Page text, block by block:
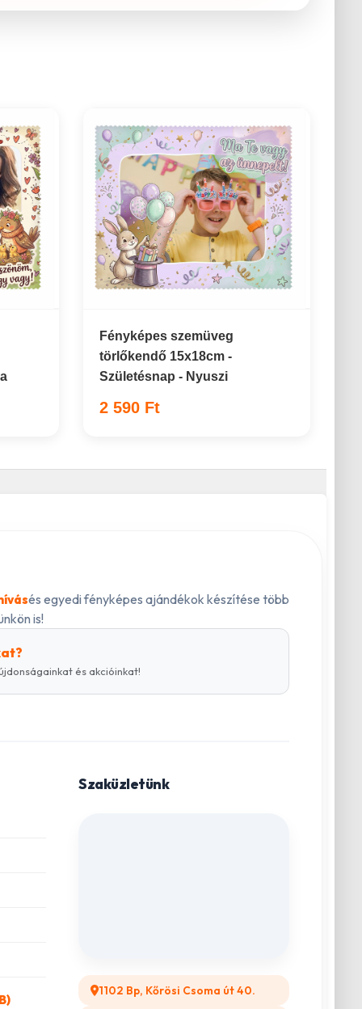
Fényképes szemüveg
törlőkendő 15x18cm -
Születésnap - Nyuszi
2 590 Ft
és egyedi fényképes ajándékok készítése több
is!
és akcióinkat!
Szaküzletünk
1102 Bp, Kőrösi Csoma út 40.